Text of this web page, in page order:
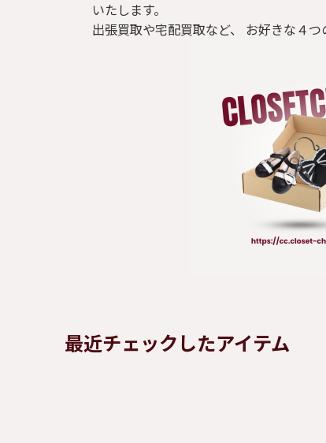
いたします。
出張買取や宅配買取など、 お好きな４つ
最近チェックしたアイテム